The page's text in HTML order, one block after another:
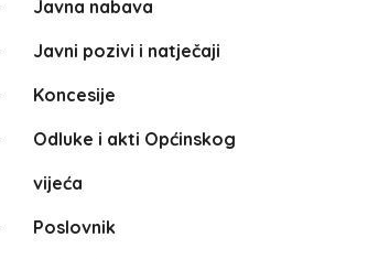
Javna nabava
Javni pozivi i natječaji
Koncesije
Odluke i akti Općinskog
vijeća
Poslovnik